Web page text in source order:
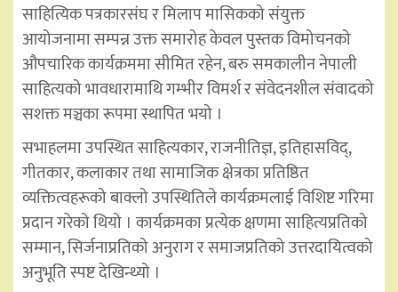
साहित्यिक पत्रकारसंघ र मिलाप मासिकको संयुक्त
आयोजनामा सम्पन्न उक्त समारोह केवल पुस्तक विमोचनको
औपचारिक कार्यक्रममा सीमित रहेन, बरु समकालीन नेपाली
साहित्यको भावधारामाथि गम्भीर विमर्श र संवेदनशील संवादको
सशक्त मञ्चका रूपमा स्थापित भयो ।
सभाहलमा उपस्थित साहित्यकार, राजनीतिज्ञ, इतिहासविद्,
गीतकार, कलाकार तथा सामाजिक क्षेत्रका प्रतिष्ठित
व्यक्तित्वहरूको बाक्लो उपस्थितिले कार्यक्रमलाई विशिष्ट गरिमा
प्रदान गरेको थियो । कार्यक्रमका प्रत्येक क्षणमा साहित्यप्रतिको
सम्मान, सिर्जनाप्रतिको अनुराग र समाजप्रतिको उत्तरदायित्वको
अनुभूति स्पष्ट देखिन्थ्यो ।